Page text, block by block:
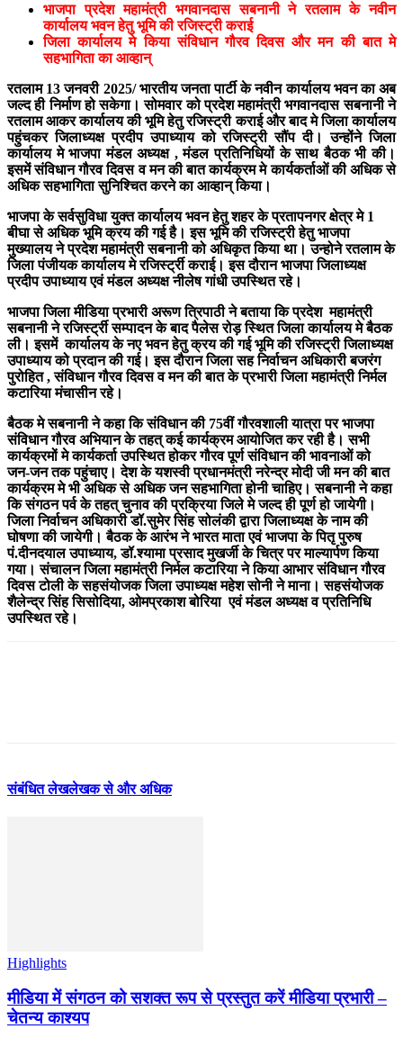
भाजपा प्रदेश महामंत्री भगवानदास सबनानी ने रतलाम के नवीन
कार्यालय भवन हेतु भूमि की रजिस्ट्री कराई
जिला कार्यालय मे किया संविधान गौरव दिवस और मन की बात मे
सहभागिता का आव्हान्
रतलाम 13 जनवरी 2025/ भारतीय जनता पार्टी के नवीन कार्यालय भवन का अब
जल्द ही निर्माण हो सकेगा। सोमवार को प्रदेश महामंत्री भगवानदास सबनानी ने
रतलाम आकर कार्यालय की भूमि हेतु रजिस्ट्री कराई और बाद मे जिला कार्यालय
पहुंचकर जिलाध्यक्ष प्रदीप उपाध्याय को रजिस्ट्री सौंप दी। उन्होंने जिला
कार्यालय मे भाजपा मंडल अध्यक्ष , मंडल प्रतिनिधियों के साथ बैठक भी की।
इसमें संविधान गौरव दिवस व मन की बात कार्यक्रम मे कार्यकर्ताओं की अधिक से
अधिक सहभागिता सुनिश्चित करने का आव्हान् किया।
भाजपा के सर्वसुविधा युक्त कार्यालय भवन हेतु शहर के प्रतापनगर क्षेत्र मे 1
बीघा से अधिक भूमि क्रय की गई है। इस भूमि की रजिस्ट्री हेतु भाजपा
मुख्यालय ने प्रदेश महामंत्री सबनानी को अधिकृत किया था। उन्होने रतलाम के
जिला पंजीयक कार्यालय मे रजिर्स्ट्री कराई। इस दौरान भाजपा जिलाध्यक्ष
प्रदीप उपाध्याय एवं मंडल अध्यक्ष नीलेष गांधी उपस्थित रहे।
भाजपा जिला मीडिया प्रभारी अरूण त्रिपाठी ने बताया कि प्रदेश महामंत्री
सबनानी ने रजिर्स्ट्री सम्पादन के बाद पैलेस रोड़ स्थित जिला कार्यालय मे बैठक
ली। इसमें कार्यालय के नए भवन हेतु क्रय की गई भूमि की रजिस्ट्री जिलाध्यक्ष
उपाध्याय को प्रदान की गई। इस दौरान जिला सह निर्वाचन अधिकारी बजरंग
पुरोहित , संविधान गौरव दिवस व मन की बात के प्रभारी जिला महामंत्री निर्मल
कटारिया मंचासीन रहे।
बैठक मे सबनानी ने कहा कि संविधान की 75वीं गौरवशाली यात्रा पर भाजपा
संविधान गौरव अभियान के तहत् कई कार्यक्रम आयोजित कर रही है। सभी
कार्यक्रमों मे कार्यकर्ता उपस्थित होकर गौरव पूर्ण संविधान की भावनाओं को
जन-जन तक पहुंचाए। देश के यशस्वी प्रधानमंत्री नरेन्द्र मोदी जी मन की बात
कार्यक्रम मे भी अधिक से अधिक जन सहभागिता होनी चाहिए। सबनानी ने कहा
कि संगठन पर्व के तहत् चुनाव की प्रक्रिया जिले मे जल्द ही पूर्ण हो जायेगी।
जिला निर्वाचन अधिकारी डॉ.सुमेर सिंह सोलंकी द्वारा जिलाध्यक्ष के नाम की
घोषणा की जायेगी। बैठक के आरंभ ने भारत माता एवं भाजपा के पितृ पुरुष
पं.दीनदयाल उपाध्याय, डॉ.श्यामा प्रसाद मुखर्जी के चित्र पर माल्यार्पण किया
गया। संचालन जिला महामंत्री निर्मल कटारिया ने किया आभार संविधान गौरव
दिवस टोली के सहसंयोजक जिला उपाध्यक्ष महेश सोनी ने माना। सहसंयोजक
शैलेन्द्र सिंह सिसोदिया, ओमप्रकाश बोरिया एवं मंडल अध्यक्ष व प्रतिनिधि
उपस्थित रहे।
संबंधित लेखलेखक से और अधिक
Highlights
मीडिया में संगठन को सशक्त रूप से प्रस्तुत करें मीडिया प्रभारी –
चेतन्य काश्यप